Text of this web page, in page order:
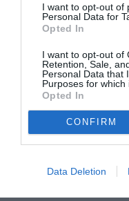
I want to opt-out of
Personal Data for
Opted In
I want to opt-out of
Retention, Sale,
Personal Data that
Purposes for which
Opted In
CONFIRM
Data Deletion
Ταινίες Μικρού
Προτεινόμενες
Ταινίες Μικρού
Προτεινόμενες
Ταινίες
Προτεινόμενες
16:00Ταινίες Μικρού
Εφήβους
Προτεινόμενες
Κυριακή 17 Απριλίου